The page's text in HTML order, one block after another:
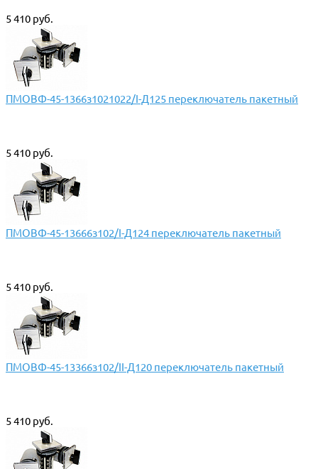
5 410 руб.
ПМОВФ-45-1366з1021022/I-Д125 переключатель пакетный
5 410 руб.
ПМОВФ-45-13666з102/I-Д124 переключатель пакетный
5 410 руб.
ПМОВФ-45-13366з102/II-Д120 переключатель пакетный
5 410 руб.